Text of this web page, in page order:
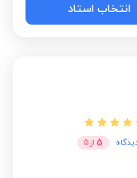
انتخاب استاد
5 از 5